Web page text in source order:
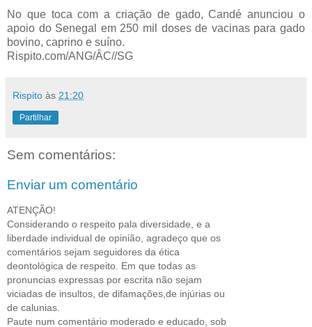
No que toca com a criação de gado, Candé anunciou o
apoio do Senegal em 250 mil doses de vacinas para gado
bovino, caprino e suíno.
Rispito.com/ANG/ÂC//SG
Rispito às 21:20
Partilhar
Sem comentários:
Enviar um comentário
ATENÇÃO!
Considerando o respeito pala diversidade, e a
liberdade individual de opinião, agradeço que os
comentários sejam seguidores da ética
deontológica de respeito. Em que todas as
pronuncias expressas por escrita não sejam
viciadas de insultos, de difamações,de injúrias ou
de calunias.
Paute num comentário moderado e educado, sob